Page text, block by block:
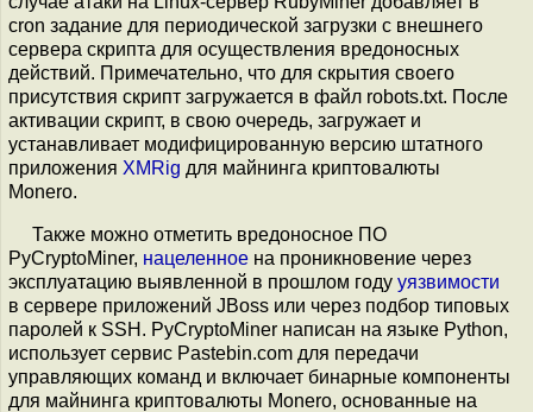
cron задание для периодической загрузки с внешнего
сервера скрипта для осуществления вредоносных
действий. Примечательно, что для скрытия своего
присутствия скрипт загружается в файл robots.txt. После
активации скрипт, в свою очередь, загружает и
устанавливает модифицированную версию штатного
приложения XMRig для майнинга криптовалюты
Monero.
Также можно отметить вредоносное ПО
PyCryptoMiner, нацеленное на проникновение через
эксплуатацию выявленной в прошлом году уязвимости
в сервере приложений JBoss или через подбор типовых
паролей к SSH. PyCryptoMiner написан на языке Python,
использует сервис Pastebin.com для передачи
управляющих команд и включает бинарные компоненты
для майнинга криптовалюты Monero, основанные на